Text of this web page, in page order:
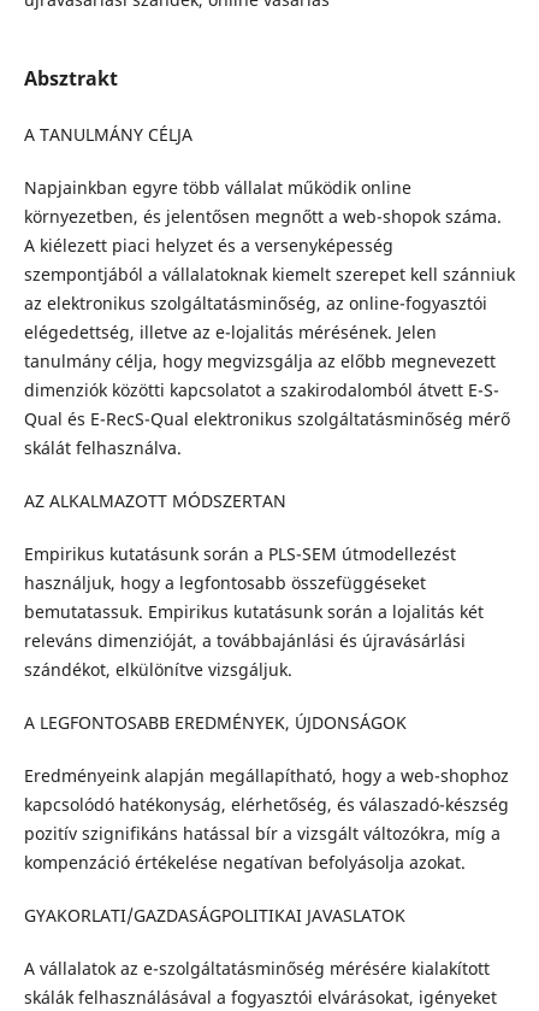
Absztrakt
A TANULMÁNY CÉLJA
Napjainkban egyre több vállalat működik online
környezetben, és jelentősen megnőtt a web-shopok száma.
A kiélezett piaci helyzet és a versenyképesség
szempontjából a vállalatoknak kiemelt szerepet kell szánniuk
az elektronikus szolgáltatásminőség, az online-fogyasztói
elégedettség, illetve az e-lojalitás mérésének. Jelen
tanulmány célja, hogy megvizsgálja az előbb megnevezett
dimenziók közötti kapcsolatot a szakirodalomból átvett E-S-
Qual és E-RecS-Qual elektronikus szolgáltatásminőség mérő
skálát felhasználva.
AZ ALKALMAZOTT MÓDSZERTAN
Empirikus kutatásunk során a PLS-SEM útmodellezést
használjuk, hogy a legfontosabb összefüggéseket
bemutatassuk. Empirikus kutatásunk során a lojalitás két
releváns dimenzióját, a továbbajánlási és újravásárlási
szándékot, elkülönítve vizsgáljuk.
A LEGFONTOSABB EREDMÉNYEK, ÚJDONSÁGOK
Eredményeink alapján megállapítható, hogy a web-shophoz
kapcsolódó hatékonyság, elérhetőség, és válaszadó-készség
pozitív szignifikáns hatással bír a vizsgált változókra, míg a
kompenzáció értékelése negatívan befolyásolja azokat.
GYAKORLATI/GAZDASÁGPOLITIKAI JAVASLATOK
A vállalatok az e-szolgáltatásminőség mérésére kialakított
skálák felhasználásával a fogyasztói elvárásokat, igényeket